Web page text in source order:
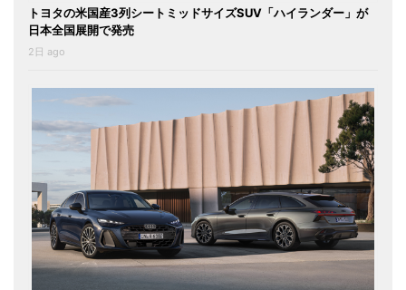
トヨタの米国産3列シートミッドサイズSUV「ハイランダー」が
日本全国展開で発売
2日 ago